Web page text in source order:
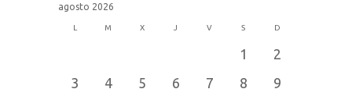
agosto 2026
L M X J V S D
1
2
3
4 5 6 7 8
9